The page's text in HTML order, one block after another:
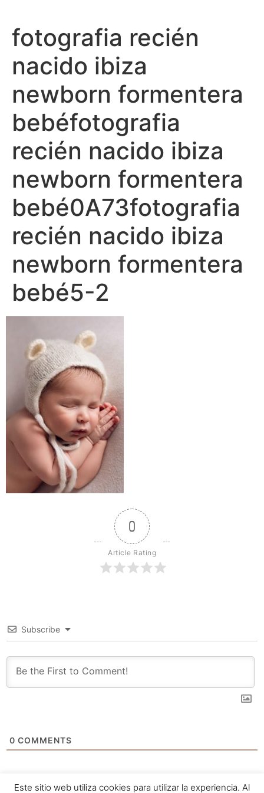
contenido
fotografia recién
nacido ibiza
newborn formentera
bebéfotografia
recién nacido ibiza
newborn formentera
bebé0A73fotografia
recién nacido ibiza
newborn formentera
bebé5-2
0
Article Rating
Subscribe
0 COMMENTS
Este sitio web utiliza cookies para utilizar la experiencia. Al